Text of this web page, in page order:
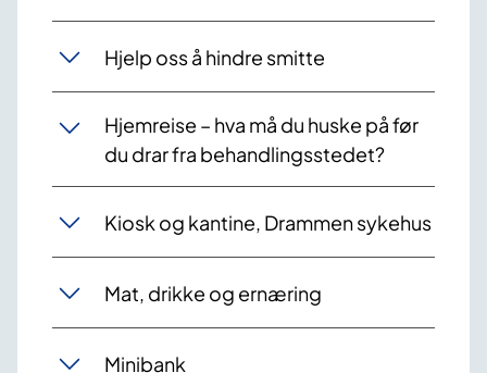
Hjelp oss å hindre smitte
Hjemreise – hva må du huske på før
du drar fra behandlingsstedet?
Kiosk og kantine, Drammen sykehus
Mat, drikke og ernæring
Minibank